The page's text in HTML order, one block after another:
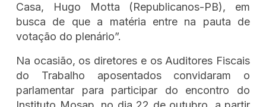
Casa, Hugo Motta (Republicanos-PB), em
busca de que a matéria entre na pauta de
votação do plenário”.
Na ocasião, os diretores e os Auditores Fiscais
do Trabalho aposentados convidaram o
parlamentar para participar do encontro do